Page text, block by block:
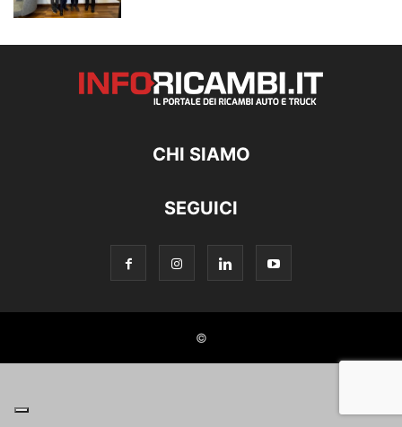
CHI SIAMO
SEGUICI
©